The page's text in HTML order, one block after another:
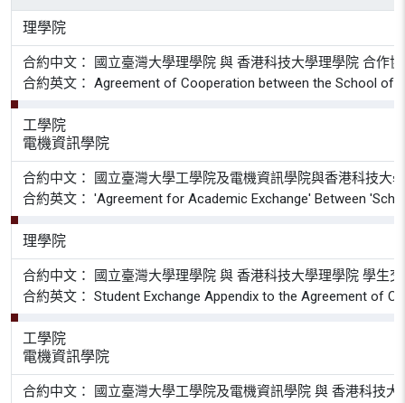
理學院
合約中文： 國立臺灣大學理學院 與 香港科技大學理學院 合作
合約英文： Agreement of Cooperation between the School of
工學院
電機資訊學院
合約中文： 國立臺灣大學工學院及電機資訊學院與香港科技大
合約英文： 'Agreement for Academic Exchange' Between
理學院
合約中文： 國立臺灣大學理學院 與 香港科技大學理學院 學生
合約英文： Student Exchange Appendix to the Agreement of
工學院
電機資訊學院
合約中文： 國立臺灣大學工學院及電機資訊學院 與 香港科技